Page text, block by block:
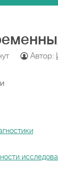
Автор: